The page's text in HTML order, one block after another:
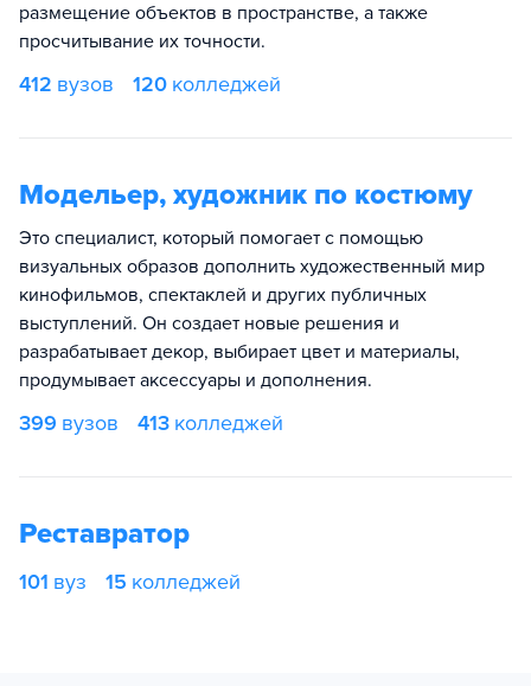
размещение объектов в пространстве, а также
просчитывание их точности.
412 вузов 120 колледжей
Модельер, художник по костюму
Это специалист, который помогает с помощью
визуальных образов дополнить художественный мир
кинофильмов, спектаклей и других публичных
выступлений. Он создает новые решения и
разрабатывает декор, выбирает цвет и материалы,
продумывает аксессуары и дополнения.
399 вузов 413 колледжей
Реставратор
101 вуз 15 колледжей